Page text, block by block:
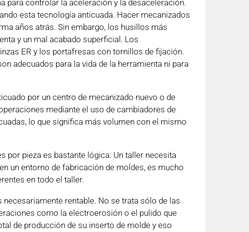
para controlar la aceleración y la desaceleración.
esta tecnología anticuada. Hacer mecanizados
años atrás. Sin embargo, los husillos más
y un mal acabado superficial. Los
ER y los portafresas con tornillos de fijación.
adecuados para la vida de la herramienta ni para
por un centro de mecanizado nuevo o de
mediante el uso de cambiadores de
lo que significa más volumen con el mismo
por pieza es bastante lógica: Un taller necesita
un entorno de fabricación de moldes, es mucho
en todo el taller.
rentable. No se trata sólo de las
como la electroerosión o el pulido que
de producción de su inserto de molde y eso